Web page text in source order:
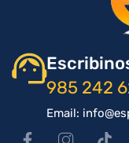
985 242
Email: